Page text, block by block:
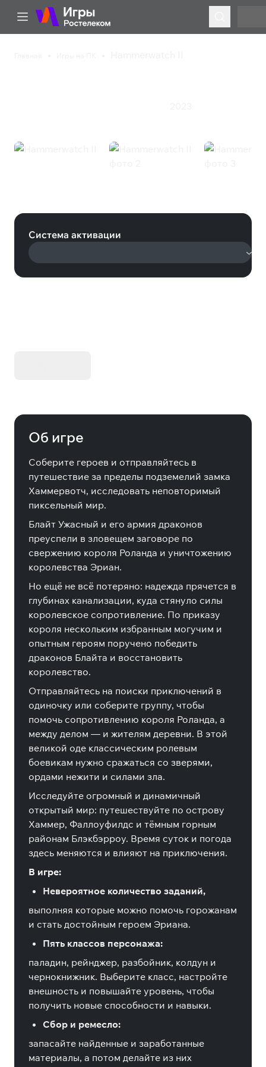
Система активации
Об игре
Соберите героев и отправляйтесь в
путешествие за пределы подземелий замка
Хаммервотч, исследовать неповторимый
пиксельный мир.
Блайт Ужасный и его армия драконов
преуспели в зловещем заговоре по
свержению короля Роланда и уничтожению
королевства Эриан.
Но ещё не всё потеряно: надежда прячется в
глубинах канализации, куда стянуло силы
королевское сопротивление. По приказу
короля нескольким избранным могучим и
опытным героям поручено победить
драконов Блайта и восстановить
королевство.
Отправляйтесь на поиски приключений в
одиночку или соберите группу, чтобы
помочь сопротивлению короля Роланда, а
между делом — и жителям деревни. В этой
великой оде классическим ролевым
боевикам нужно сражаться со зверями,
ордами нежити и силами зла.
Исследуйте огромный и динамичный
открытый мир: путешествуйте по острову
Хаммер, Фаллоуфилдс и тёмным горным
районам Блэкбэрроу. Время суток и погода
здесь меняются и влияют на приключения.
В игре:
Невероятное количество заданий,
выполняя которые можно помочь горожанам
и стать достойным героем Эриана.
Пять классов персонажа:
паладин, рейнджер, разбойник, колдун и
чернокнижник. Выберите класс, настройте
внешность и повышайте уровень, чтобы
получить новые способности и навыки.
Сбор и ремесло:
запасайте найденные и заработанные
материалы, а потом делайте из них